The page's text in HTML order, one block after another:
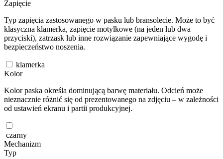
Zapięcie
Typ zapięcia zastosowanego w pasku lub bransolecie. Może to być
klasyczna klamerka, zapięcie motylkowe (na jeden lub dwa
przyciski), zatrzask lub inne rozwiązanie zapewniające wygodę i
bezpieczeństwo noszenia.
klamerka
Kolor
Kolor paska określa dominującą barwę materiału. Odcień może
nieznacznie różnić się od prezentowanego na zdjęciu – w zależności
od ustawień ekranu i partii produkcyjnej.
czarny
Mechanizm
Typ